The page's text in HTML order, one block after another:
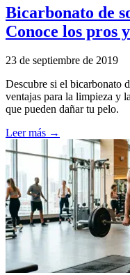
Bicarbonato de
Conoce los pros
23 de septiembre de 2019
Descubre si el bicarbonato
ventajas para la limpieza y
que pueden dañar tu pelo.
Leer más →